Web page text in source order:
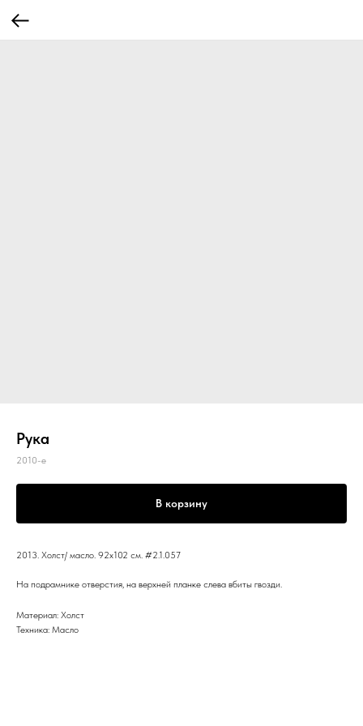
Рука
2010-е
В корзину
2013. Холст/ масло. 92x102 см. #2.1.057
На подрамнике отверстия, на верхней планке слева вбиты гвозди.
Материал: Холст
Техника: Масло